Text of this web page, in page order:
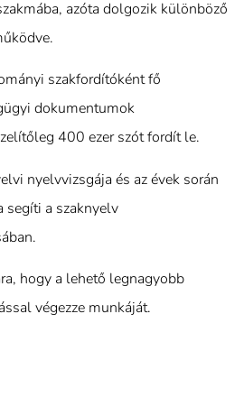
azóta dolgozik különböző
szakfordítóként fő
dokumentumok
400 ezer szót fordít le.
nyelvvizsgája és az évek során
segíti a szaknyelv
hogy a lehető legnagyobb
végezze munkáját.